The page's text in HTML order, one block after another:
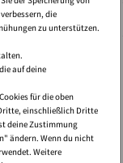
Alles Sehen
Herbstmode
Langgröße
die
zu unterstützen.
auf deine
für die oben
einschließlich Dritte
deine Zustimmung
ändern. Wenn du nicht
Weitere